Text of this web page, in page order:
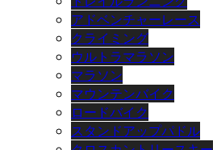
アドベンチャーレース
クライミング
ウルトラマラソン
マラソン
マウンテンバイク
ロードバイク
スタンドアップパドル